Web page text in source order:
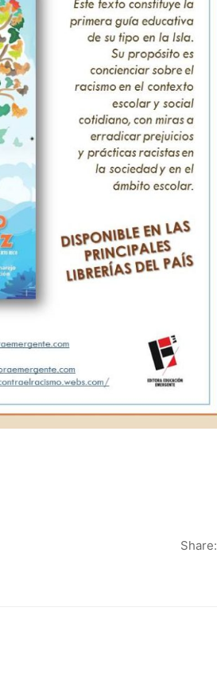
Share: